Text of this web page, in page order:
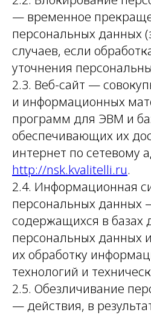
— временное
персональных данных
случаев, если
уточнения
2.3. Веб-сайт —
и информационных
программ для ЭВМ и
обеспечивающих их
интернет по сетевому
http://nsk.kvalitelli.ru.
2.4. Информационная
персональных данных
содержащихся в базах
персональных данных
их обработку
технологий и
2.5. Обезличивание
— действия, в